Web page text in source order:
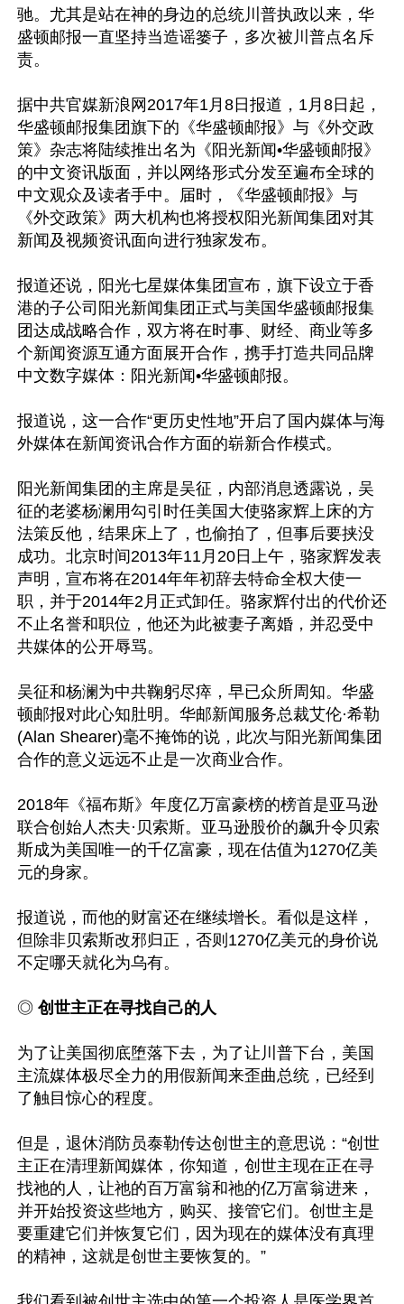
驰。尤其是站在神的身边的总统川普执政以来，华
盛顿邮报一直坚持当造谣篓子，多次被川普点名斥
责。
据中共官媒新浪网2017年1月8日报道，1月8日起，
华盛顿邮报集团旗下的《华盛顿邮报》与《外交政
策》杂志将陆续推出名为《阳光新闻•华盛顿邮报》
的中文资讯版面，并以网络形式分发至遍布全球的
中文观众及读者手中。届时，《华盛顿邮报》与
《外交政策》两大机构也将授权阳光新闻集团对其
新闻及视频资讯面向进行独家发布。
报道还说，阳光七星媒体集团宣布，旗下设立于香
港的子公司阳光新闻集团正式与美国华盛顿邮报集
团达成战略合作，双方将在时事、财经、商业等多
个新闻资源互通方面展开合作，携手打造共同品牌
中文数字媒体：阳光新闻•华盛顿邮报。
报道说，这一合作“更历史性地”开启了国内媒体与海
外媒体在新闻资讯合作方面的崭新合作模式。
阳光新闻集团的主席是吴征，内部消息透露说，吴
征的老婆杨澜用勾引时任美国大使骆家辉上床的方
法策反他，结果床上了，也偷拍了，但事后要挟没
成功。北京时间2013年11月20日上午，骆家辉发表
声明，宣布将在2014年年初辞去特命全权大使一
职，并于2014年2月正式卸任。骆家辉付出的代价还
不止名誉和职位，他还为此被妻子离婚，并忍受中
共媒体的公开辱骂。
吴征和杨澜为中共鞠躬尽瘁，早已众所周知。华盛
顿邮报对此心知肚明。华邮新闻服务总裁艾伦·希勒
(Alan Shearer)毫不掩饰的说，此次与阳光新闻集团
合作的意义远远不止是一次商业合作。
2018年《福布斯》年度亿万富豪榜的榜首是亚马逊
联合创始人杰夫·贝索斯。亚马逊股价的飙升令贝索
斯成为美国唯一的千亿富豪，现在估值为1270亿美
元的身家。
报道说，而他的财富还在继续增长。看似是这样，
但除非贝索斯改邪归正，否则1270亿美元的身价说
不定哪天就化为乌有。
◎ 创世主正在寻找自己的人
为了让美国彻底堕落下去，为了让川普下台，美国
主流媒体极尽全力的用假新闻来歪曲总统，已经到
了触目惊心的程度。
但是，退休消防员泰勒传达创世主的意思说：“创世
主正在清理新闻媒体，你知道，创世主现在正在寻
找祂的人，让祂的百万富翁和祂的亿万富翁进来，
并开始投资这些地方，购买、接管它们。创世主是
要重建它们并恢复它们，因为现在的媒体没有真理
的精神，这就是创世主要恢复的。”